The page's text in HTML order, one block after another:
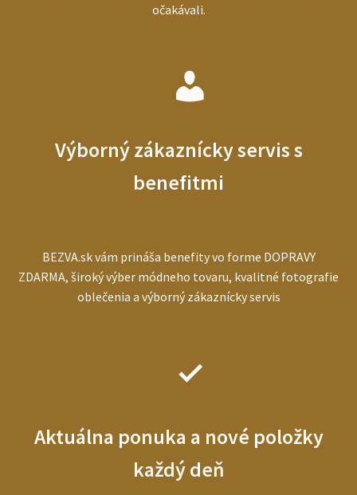
očakávali.
Výborný zákaznícky servis s
benefitmi
BEZVA.sk vám prináša benefity vo forme DOPRAVY
ZDARMA, široký výber módneho tovaru, kvalitné fotografie
oblečenia a výborný zákaznícky servis
Aktuálna ponuka a nové položky
každý deň